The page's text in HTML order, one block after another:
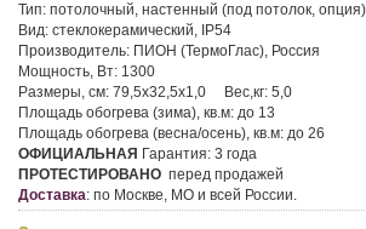
Тип: потолочный, настенный (под потолок, опция)
Вид: стеклокерамический, IP54
Производитель: ПИОН (ТермоГлас), Россия
Мощность, Вт: 1300
Размеры, см: 79,5х32,5х1,0 Вес,кг: 5,0
Площадь обогрева (зима), кв.м: до 13
Площадь обогрева (весна/осень), кв.м: до 26
ОФИЦИАЛЬНАЯ Гарантия: 3 года
ПРОТЕСТИРОВАНО перед продажей
Доставка: по Москве, МО и всей России.